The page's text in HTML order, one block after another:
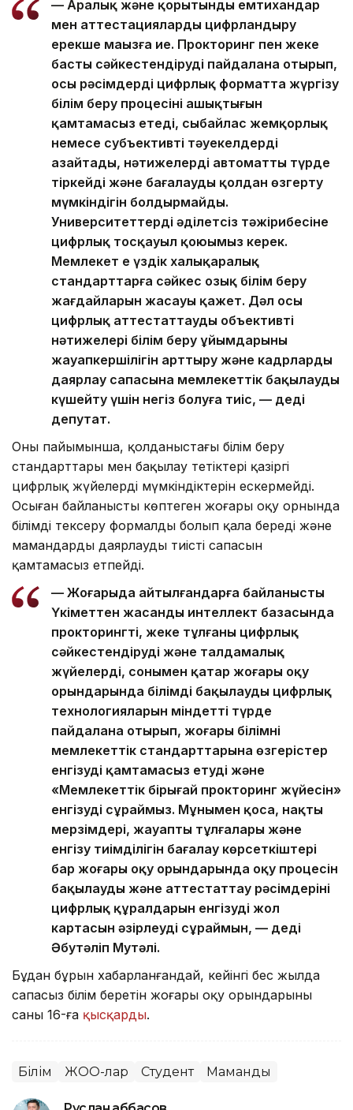
— Аралық және қорытынды емтихандар
мен аттестацияларды цифрландыру
ерекше маңызға ие. Прокторинг пен жеке
басты сәйкестендіруді пайдалана отырып,
осы рәсімдерді цифрлық форматта жүргізу
білім беру процесінің ашықтығын
қамтамасыз етеді, сыбайлас жемқорлық
немесе субъективті тәуекелдерді
азайтады, нәтижелерді автоматты түрде
тіркейді және бағалауды қолдан өзгерту
мүмкіндігін болдырмайды.
Университеттердің әділетсіз тәжірибесіне
цифрлық тосқауыл қоюымыз керек.
Мемлекет ең үздік халықаралық
стандарттарға сәйкес озық білім беру
жағдайларын жасауы қажет. Дәл осы
цифрлық аттестаттаудың объективті
нәтижелері білім беру ұйымдарының
жауапкершілігін арттыру және кадрларды
даярлау сапасына мемлекеттік бақылауды
күшейту үшін негіз болуға тиіс, — деді
депутат.
Оның пайымынша, қолданыстағы білім беру
стандарттары мен бақылау тетіктері қазіргі
цифрлық жүйелердің мүмкіндіктерін ескермейді.
Осыған байланысты көптеген жоғары оқу орнында
білімді тексеру формалды болып қала береді және
мамандарды даярлаудың тиісті сапасын
қамтамасыз етпейді.
— Жоғарыда айтылғандарға байланысты
Үкіметтен жасанды интеллект базасында
прокторингті, жеке тұлғаны цифрлық
сәйкестендіруді және талдамалық
жүйелерді, сонымен қатар жоғары оқу
орындарында білімді бақылаудың цифрлық
технологияларын міндетті түрде
пайдалана отырып, жоғары білімнің
мемлекеттік стандарттарына өзгерістер
енгізуді қамтамасыз етуді және
«Мемлекеттік бірыңғай прокторинг жүйесін»
енгізуді сұраймыз. Мұнымен қоса, нақты
мерзімдері, жауапты тұлғалары және
енгізу тиімділігін бағалау көрсеткіштері
бар жоғары оқу орындарында оқу процесін
бақылаудың және аттестаттау рәсімдерінің
цифрлық құралдарын енгізудің жол
картасын әзірлеуді сұраймын, — деді
Әбутәліп Мутәлі.
Бұдан бұрын хабарланғандай, кейінгі бес жылда
сапасыз білім беретін жоғары оқу орындарының
саны 16-ға қысқарды.
Білім ЖОО-лар Студент Мамандық